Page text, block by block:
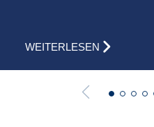
WEITERLESEN